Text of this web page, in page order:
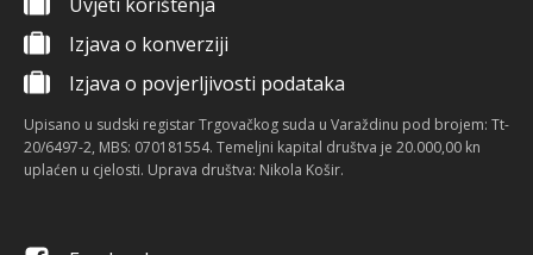
Izjava o konverziji
Izjava o povjerljivosti podataka
Upisano u sudski registar Trgovačkog suda u Varaždinu pod brojem: Tt-
20/6497-2, MBS: 070181554. Temeljni kapital društva je 20.000,00 kn
uplaćen u cjelosti. Uprava društva: Nikola Košir.